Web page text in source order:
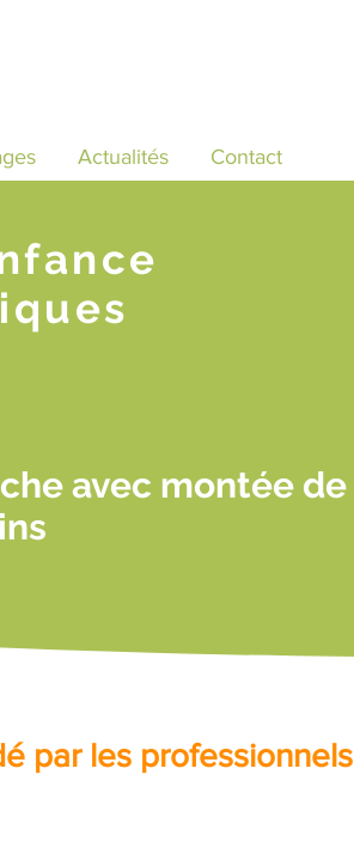
Actualités Contact
avec montée de
par les professionnels